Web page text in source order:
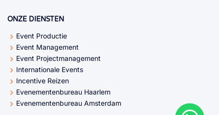
ONZE DIENSTEN
Event Productie
Event Management
Event Projectmanagement
Internationale Events
Incentive Reizen
Evenementenbureau Haarlem
Evenementenbureau Amsterdam